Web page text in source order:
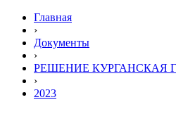
Главная
›
Документы
›
РЕШЕНИЕ КУРГАНСКАЯ
›
2023